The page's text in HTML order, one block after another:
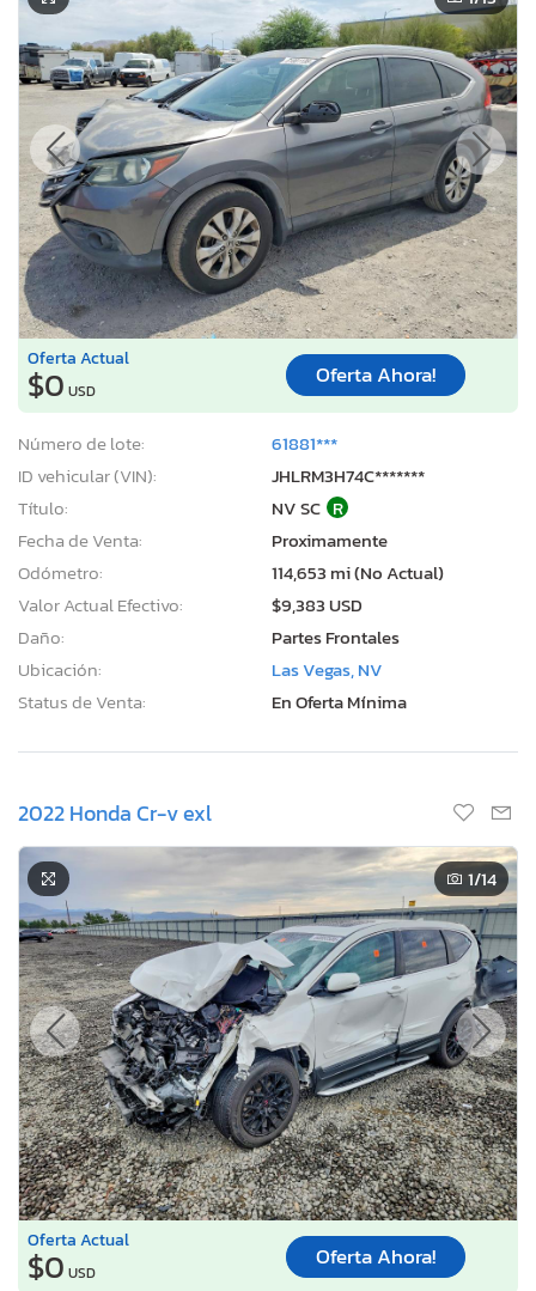
Oferta Actual
$0 USD
Oferta Ahora!
Número de lote:
61881***
ID vehicular (VIN):
JHLRM3H74C*******
Título:
NV SC R
Fecha de Venta:
Proximamente
Odómetro:
114,653 mi (No Actual)
Valor Actual Efectivo:
$9,383 USD
Daño:
Partes Frontales
Ubicación:
Las Vegas, NV
Status de Venta:
En Oferta Mínima
2022 Honda Cr-v exl
1/14
Oferta Actual
$0 USD
Oferta Ahora!